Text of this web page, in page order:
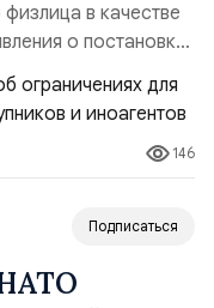
в качестве
о постановке
транспортных
и
146
Подписаться